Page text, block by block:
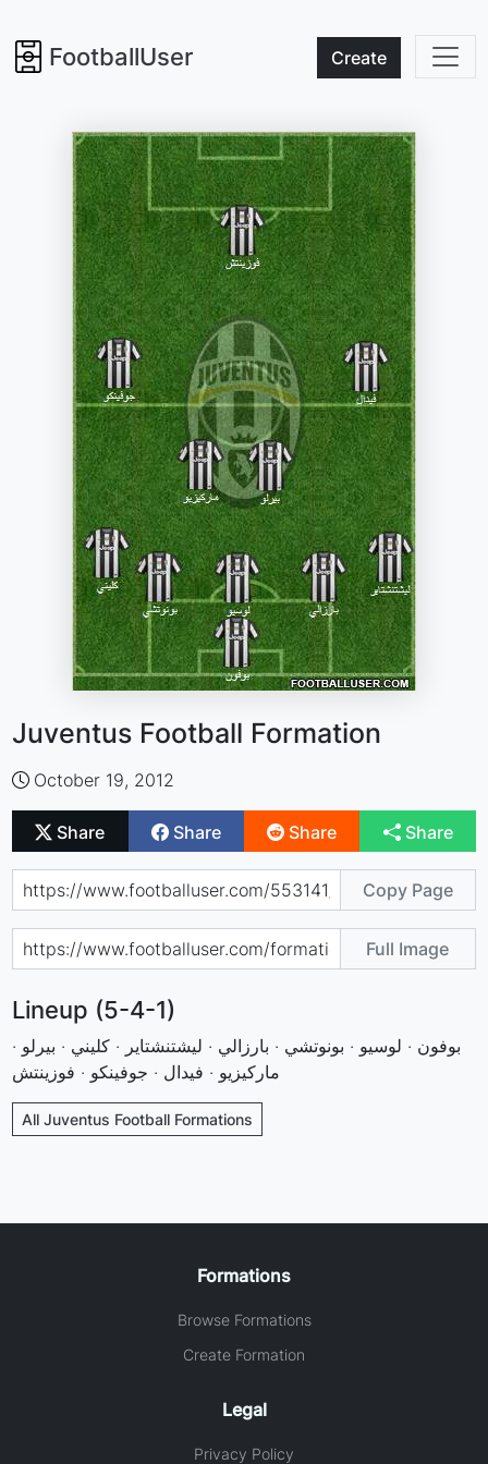
FootballUser Create
Juventus Football Formation
October 19, 2012
Share Share Share Share
Copy Page
Full Image
Lineup (5-4-1)
بوفون · لوسيو · بونوتشي · بارزالي · ليشتنشتاير · كليني · بيرلو ·
ماركيزيو · فيدال · جوفينكو · فوزينتش
All Juventus Football Formations
Formations
Browse Formations
Create Formation
Legal
Privacy Policy